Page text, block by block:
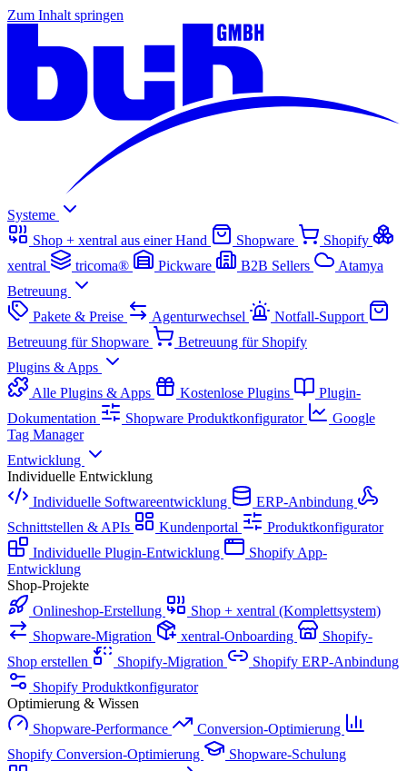
Zum Inhalt springen
Systeme
Shop + xentral aus einer Hand
Shopware
Shopify
xentral
tricoma® Pickware B2B Sellers
Atamya
Betreuung
Pakete & Preise
Agenturwechsel
Notfall-Support
Betreuung für Shopware
Betreuung für Shopify
Plugins & Apps
Alle Plugins & Apps
Kostenlose Plugins
Plugin-
Dokumentation
Shopware Produktkonfigurator
Google
Tag Manager
Entwicklung
Individuelle Entwicklung
Individuelle Softwareentwicklung
ERP-Anbindung
Schnittstellen & APIs
Kundenportal
Produktkonfigurator
Individuelle Plugin-Entwicklung
Shopify App-
Entwicklung
Shop-Projekte
Onlineshop-Erstellung
Shop + xentral (Komplettsystem)
Shopware-Migration
xentral-Onboarding
Shopify-
Shop erstellen
Shopify-Migration
Shopify ERP-Anbindung
Shopify Produktkonfigurator
Optimierung & Wissen
Shopware-Performance
Conversion-Optimierung
Shopify Conversion-Optimierung
Shopware-Schulung